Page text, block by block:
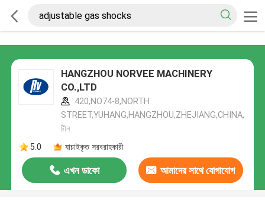
HANGZHOU NORVEE MACHINERY
CO.,LTD
420,NO74-8,NORTH
STREET,YUHANG,HANGZHOU,ZHEJIANG,CHINA,
চীন
5.0
যাচাইকৃত সরবরাহকারী
এখন ডাকো আমাদের সাথে যোগাযোগ